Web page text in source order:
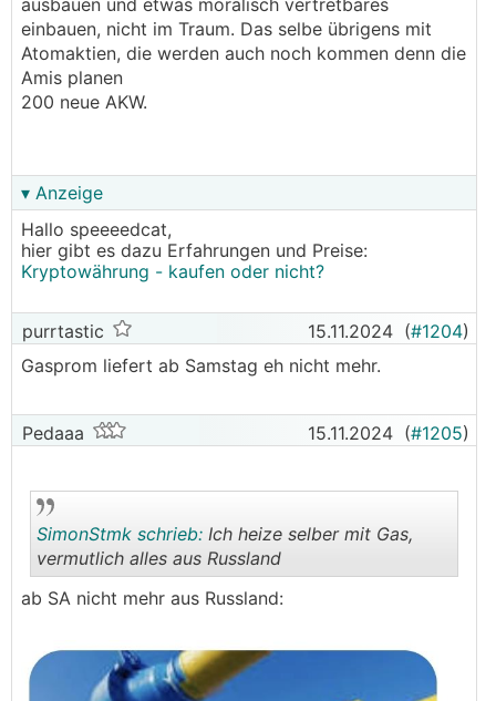
Weil es DU nicht ändern kannst, was die big
Player im Hintergrund machen ... und ich auch
nicht.
Aber besser bei beim Run dabei sein als der
dass die Welt vor die Hunde geht? Hast du dazu
valide Quellen?
Wo mein moralischer Kompass tatsächlich njet
gesagt hat, war bei Rheinmetall. Ich habe
ausbrechen wird. Und hab' um da Geld Linde-
Gas gekauft anstatt Rheinmetall.
Ja, viele Prozent liegengelassen. Aber direkt in
ausbauen und etwas moralisch vertretbares
einbauen, nicht im Traum. Das selbe übrigens mit
Atomaktien, die werden auch noch kommen denn die
Amis planen
200 neue AKW.
▾ Anzeige
Hallo speeeedcat,
hier gibt es dazu Erfahrungen und Preise:
Kryptowährung - kaufen oder nicht?
purrtastic 15.11.2024 (#1204)
Gasprom liefert ab Samstag eh nicht mehr.
Pedaaa 15.11.2024 (#1205)
SimonStmk schrieb: Ich heize selber mit Gas,
vermutlich alles aus Russland
ab SA nicht mehr aus Russland: